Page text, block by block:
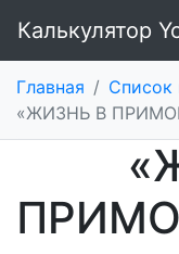
Калькулятор
Главная / Список
«ЖИЗНЬ В